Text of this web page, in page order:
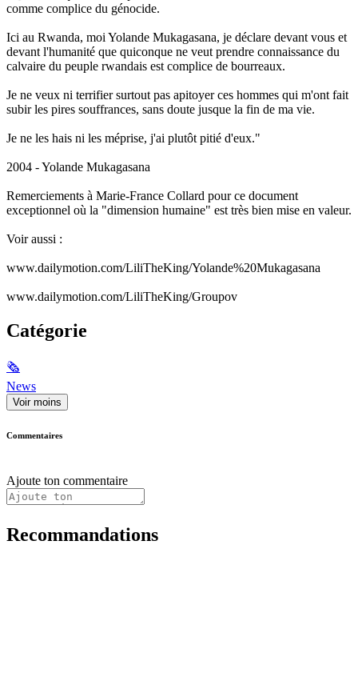
comme complice du génocide.
Ici au Rwanda, moi Yolande Mukagasana, je déclare devant vous et
devant l'humanité que quiconque ne veut prendre connaissance du
calvaire du peuple rwandais est complice de bourreaux.
Je ne veux ni terrifier surtout pas apitoyer ces hommes qui m'ont fait
subir les pires souffrances, sans doute jusque la fin de ma vie.
Je ne les hais ni les méprise, j'ai plutôt pitié d'eux."
2004 - Yolande Mukagasana
Remerciements à Marie-France Collard pour ce document
exceptionnel où la "dimension humaine" est très bien mise en valeur.
Voir aussi :
www.dailymotion.com/LiliTheKing/Yolande%20Mukagasana
www.dailymotion.com/LiliTheKing/Groupov
Catégorie
🗞
News
Voir moins
Commentaires
Ajoute ton commentaire
Recommandations